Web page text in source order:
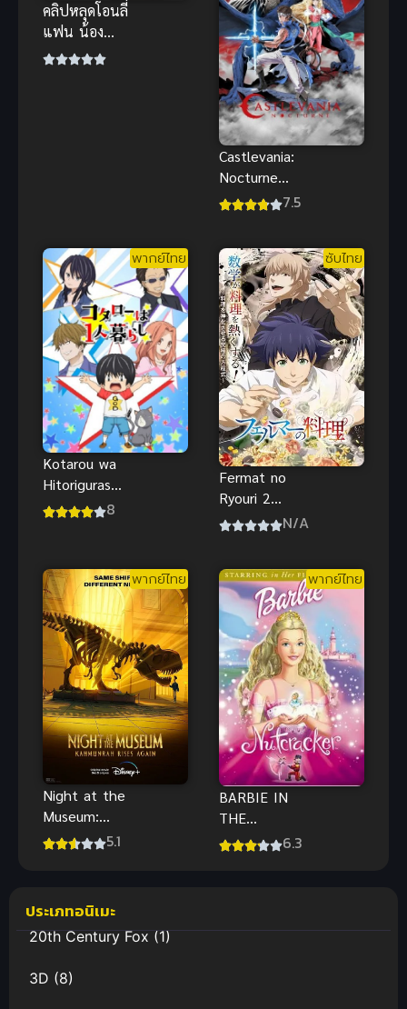
คลิปหลุดโอนลี่
แฟน น้อง
เหมียวสวิง รุม
Castlevania:
Nocturne
Season 2 แค
2
7.5
พากย์ไทย
Kotarou wa
Hitorigurashi
โคทาโร่อยู่คน
8
ซับไทย
Fermat no
Ryouri 2
อัจฉริยะ เมนูN/A
พากย์ไทย
Night at the
Museum:
Kahmunrah5.1
พากย์ไทย
BARBIE IN
THE
NUTCRACKE
6.3
ประเภทอนิเมะ
20th Century Fox(1)
3D (8)